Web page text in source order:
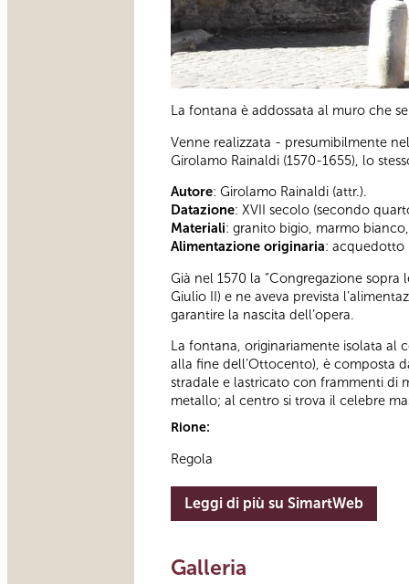
La fontana è addossata al muro che
Venne realizzata - presumibilmente
Girolamo Rainaldi (1570-1655), lo
Autore: Girolamo Rainaldi (attr.).
Datazione: XVII secolo (secondo
Materiali: granito bigio, marmo
Alimentazione originaria: acquedotto
Già nel 1570 la “Congregazione
Giulio II) e ne aveva prevista
garantire la nascita dell’opera.
La fontana, originariamente isolata al
alla fine dell’Ottocento), è composta
stradale e lastricato con frammenti di
metallo; al centro si trova il celebre
Rione:
Regola
Leggi di più su SimartWeb
Galleria